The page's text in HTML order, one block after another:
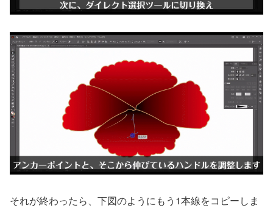
それが終わったら、下図のようにもう1本線をコピーしま